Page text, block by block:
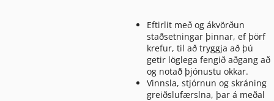
Eftirlit með og ákvörðun
staðsetningar þinnar, ef þörf
krefur, til að tryggja að þú
getir löglega fengið aðgang að
og notað þjónustu okkar.
Vinnsla, stjórnun og skráning
greiðslufærslna, þar á meðal